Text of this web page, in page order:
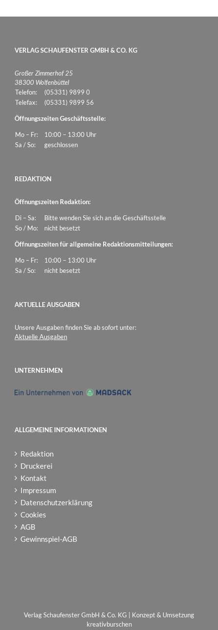
VERLAG SCHAUFENSTER GMBH & CO. KG
Großer Zimmerhof 25
38300 Wolfenbüttel
Telefon:
(05331) 9899 0
Telefax:
(05331) 9899 56
Öffnungszeiten Geschäftsstelle:
Mo – Fr:
10:00 – 13:00 Uhr
Sa / So:
geschlossen
REDAKTION
Öffnungszeiten Redaktion:
Di – Sa:
Bitte wenden Sie sich an die Geschäftsstelle
So / Mo:
nicht besetzt
Öffnungszeiten für allgemeine Redaktionsmitteilungen:
Mo – Fr:
10:00 – 13:00 Uhr
Sa / So:
nicht besetzt
AKTUELLE AUSGABEN
Unsere Ausgaben finden Sie ab sofort unter:
Aktuelle Ausgaben
UNTERNEHMEN
ALLGEMEINE INFORMATIONEN
Redaktion
Druckerei
Kontakt
Impressum
Datenschutzerklärung
Cookies
AGB
Gewinnspiel-AGB
Verlag Schaufenster GmbH & Co. KG | Konzept & Umsetzung
kreativburschen